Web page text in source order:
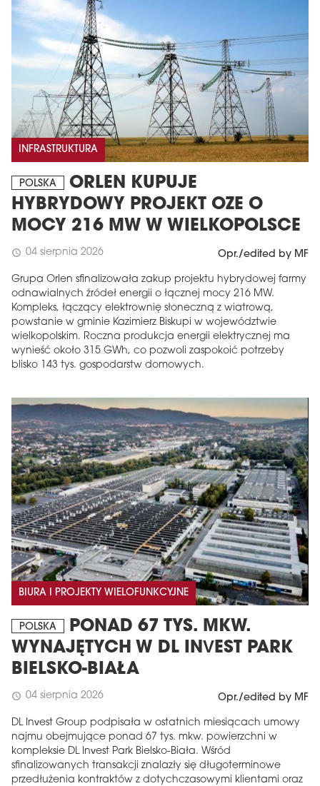
INFRASTRUKTURA
POLSKA
ORLEN KUPUJE
HYBRYDOWY PROJEKT OZE O
MOCY 216 MW W WIELKOPOLSCE
schedule 04 sierpnia 2026 Opr./edited by MF
Grupa Orlen sfinalizowała zakup projektu hybrydowej farmy
odnawialnych źródeł energii o łącznej mocy 216 MW.
Kompleks, łączący elektrownię słoneczną z wiatrową,
powstanie w gminie Kazimierz Biskupi w województwie
wielkopolskim. Roczna produkcja energii elektrycznej ma
wynieść około 315 GWh, co pozwoli zaspokoić potrzeby
blisko 143 tys. gospodarstw domowych.
BIURA I PROJEKTY WIELOFUNKCYJNE
POLSKA
PONAD 67 TYS. MKW.
WYNAJĘTYCH W DL INVEST PARK
BIELSKO-BIAŁA
schedule 04 sierpnia 2026 Opr./edited by MF
DL Invest Group podpisała w ostatnich miesiącach umowy
najmu obejmujące ponad 67 tys. mkw. powierzchni w
kompleksie DL Invest Park Bielsko-Biała. Wśród
sfinalizowanych transakcji znalazły się długoterminowe
przedłużenia kontraktów z dotychczasowymi klientami oraz
MAGAZYN
Wydanie 6 (308)
CZERWIEC 2026